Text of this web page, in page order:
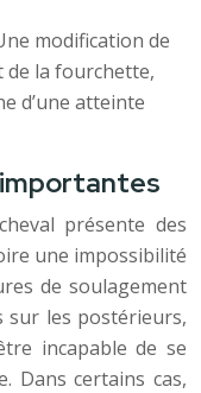
modification de
de la fourchette,
d’une atteinte
présente des
une impossibilité
de soulagement
les postérieurs,
incapable de se
Dans certains cas,